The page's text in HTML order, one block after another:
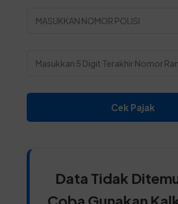
Cek Pajak
Data Tidak
Coba Gunakan